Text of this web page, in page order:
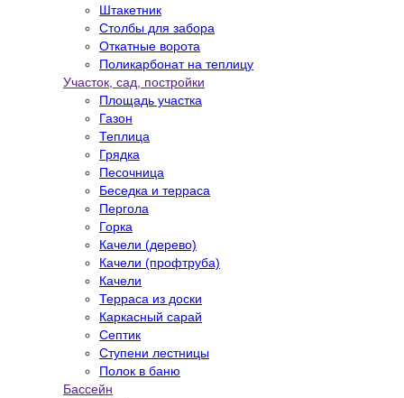
Штакетник
Столбы для забора
Откатные ворота
Поликарбонат на теплицу
Участок, сад, постройки
Площадь участка
Газон
Теплица
Грядка
Песочница
Беседка и терраса
Пергола
Горка
Качели (дерево)
Качели (профтруба)
Качели
Терраса из доски
Каркасный сарай
Септик
Ступени лестницы
Полок в баню
Бассейн